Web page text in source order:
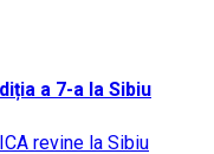
a 7-a la Sibiu